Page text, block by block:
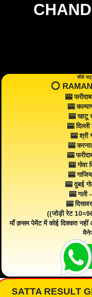
सीधे
⭕️
🎰
🎰
🎰 खाटू
🎰
🎰
🎰
🎰
🎰
🎰
🎰 दुबई
🎰 गली
🎰
((जोड़ी रेट
माँ क़सम पेमेंट में कोई दिक्कत नहीं
SATTA RESULT